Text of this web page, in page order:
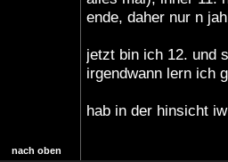
ende, daher nur n
jetzt bin ich 12. und
irgendwann lern ich
hab in der hinsicht
nach oben